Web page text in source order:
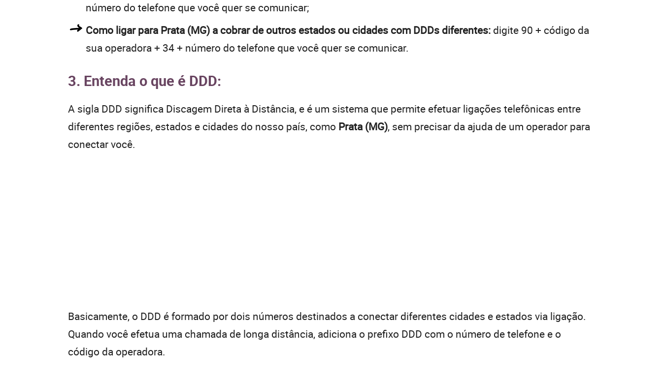
número do telefone que você quer se comunicar;
Como ligar para Prata (MG) a cobrar de outros estados ou cidades com DDDs diferentes: digite 90 + código da
sua operadora + 34 + número do telefone que você quer se comunicar.
3. Entenda o que é DDD:
A sigla DDD significa Discagem Direta à Distância, e é um sistema que permite efetuar ligações telefônicas entre
diferentes regiões, estados e cidades do nosso país, como Prata (MG), sem precisar da ajuda de um operador para
conectar você.
Basicamente, o DDD é formado por dois números destinados a conectar diferentes cidades e estados via ligação.
Quando você efetua uma chamada de longa distância, adiciona o prefixo DDD com o número de telefone e o
código da operadora.